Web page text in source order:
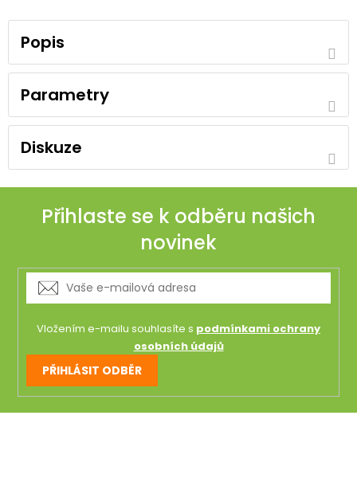
Popis
Parametry
Diskuze
Přihlaste se k odběru našich
novinek
Vložením e-mailu souhlasíte s podmínkami ochrany
osobních údajů
PŘIHLÁSIT ODBĚR